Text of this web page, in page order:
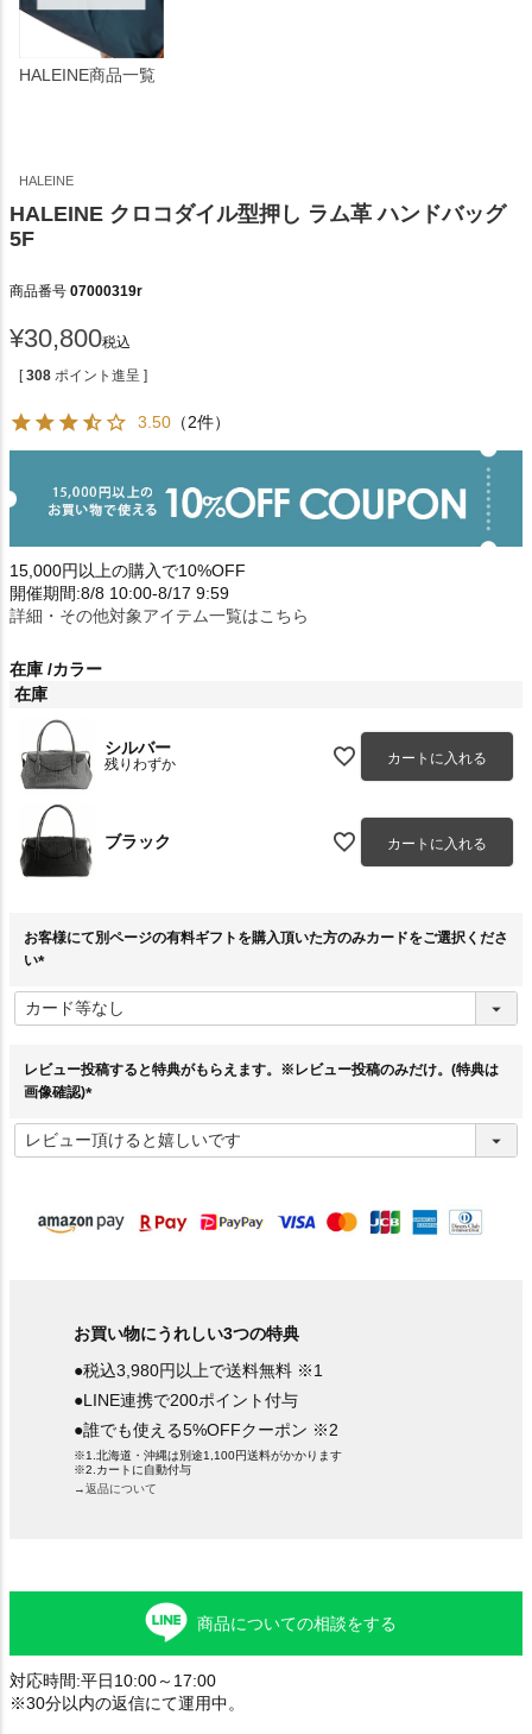
HALEINE商品一覧
HALEINE
HALEINE クロコダイル型押し ラム革 ハンドバッグ
5F
商品番号 07000319r
¥30,800税込
[ 308 ポイント進呈 ]
3.50 （2件）
15,000円以上の購入で10%OFF
開催期間:8/8 10:00-8/17 9:59
詳細・その他対象アイテム一覧はこちら
在庫 カラー
在庫
シルバー
残りわずか カートに入れる
ブラック カートに入れる
お客様にて別ページの有料ギフトを購入頂いた方のみカードをご選択くださ
い
必
須
レビュー投稿すると特典がもらえます。※レビュー投稿のみだけ。(特典は
画像確認)
必
須
お買い物にうれしい3つの特典
●税込3,980円以上で送料無料 ※1
●LINE連携で200ポイント付与
●誰でも使える5%OFFクーポン ※2
※1.北海道・沖縄は別途1,100円送料がかかります
※2.カートに自動付与
→返品について
商品についての相談をする
対応時間:平日10:00～17:00
※30分以内の返信にて運用中。